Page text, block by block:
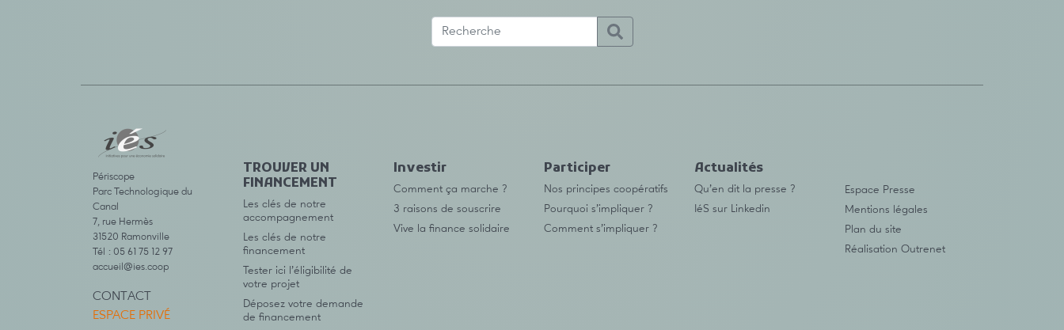
Périscope
Parc Technologique du
Canal
7, rue Hermès
31520 Ramonville
Tél : 05 61 75 12 97
accueil@ies.coop
CONTACT
ESPACE PRIVÉ
TROUVER UN
FINANCEMENT
Les clés de notre
accompagnement
Les clés de notre
financement
Tester ici l’éligibilité de
votre projet
Déposez votre demande
de financement
Investir
Comment ça marche ?
3 raisons de souscrire
Vive la finance solidaire
Participer
Nos principes coopératifs
Pourquoi s’impliquer ?
Comment s’impliquer ?
Actualités
Qu’en dit la presse ?
IéS sur Linkedin
Espace Presse
Mentions légales
Plan du site
Réalisation Outrenet